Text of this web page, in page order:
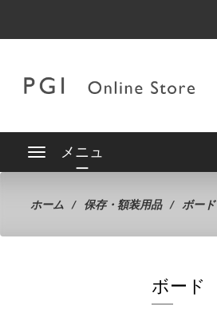
メニュ
ー
ホーム 保存・額装用品 ボード
ボード